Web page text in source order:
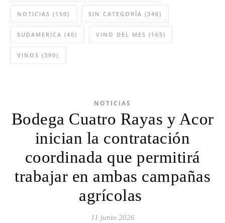
NOTICIAS (150) SIN CATEGORÍA (346)
SUDAMERICA (40) VINO DEL MES (165)
VINOS (390)
NOTICIAS
Bodega Cuatro Rayas y Acor
inician la contratación
coordinada que permitirá
trabajar en ambas campañas
agrícolas
11 junio 2026